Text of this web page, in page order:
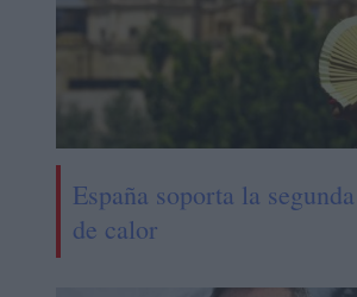
España soporta la
de calor